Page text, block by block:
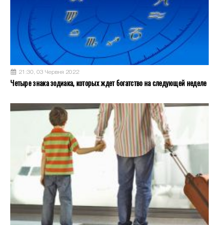
21:30, 03 Червня 2022
Четыре знака зодиака, которых ждет богатство на следующей неделе